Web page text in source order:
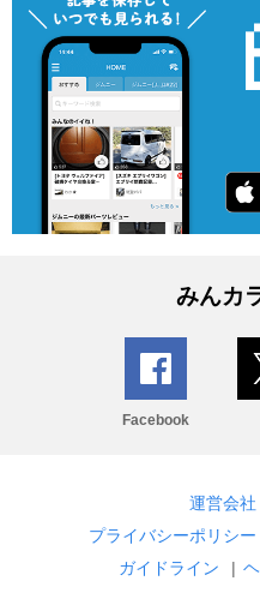
みんカ
Facebook
運営会社
プライバシーポリシー
ガイドライン
|